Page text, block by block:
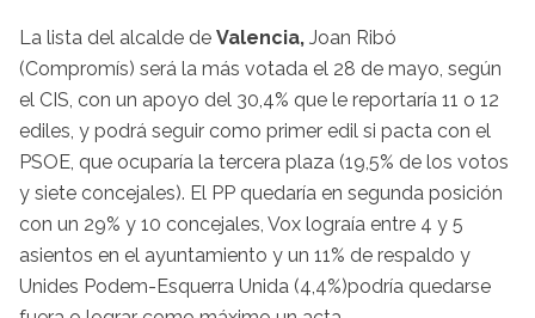
La lista del alcalde de Valencia, Joan Ribó
(Compromís) será la más votada el 28 de mayo, según
el CIS, con un apoyo del 30,4% que le reportaría 11 o 12
ediles, y podrá seguir como primer edil si pacta con el
PSOE, que ocuparía la tercera plaza (19,5% de los votos
y siete concejales). El PP quedaría en segunda posición
con un 29% y 10 concejales, Vox lograía entre 4 y 5
asientos en el ayuntamiento y un 11% de respaldo y
Unides Podem-Esquerra Unida (4,4%)podría quedarse